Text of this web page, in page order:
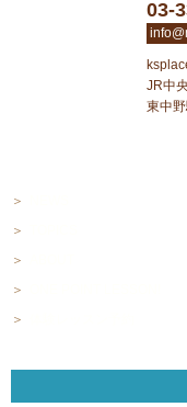
03-
JR中
東中